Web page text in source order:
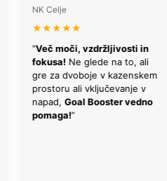
★★★★★
Več moči, vzdržljivosti in
Ne glede na to, ali
gre za dvoboje v kazenskem
prostoru ali vključevanje v
Goal Booster vedno
pomaga!”